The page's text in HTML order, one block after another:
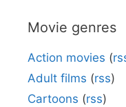
Movie genres
Action movies (
Adult films (rss)
Cartoons (rss)